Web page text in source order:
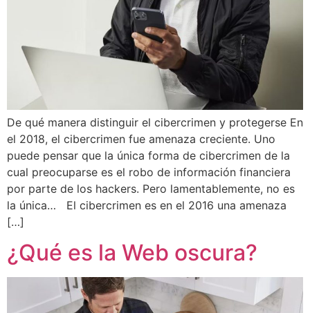
De qué manera distinguir el cibercrimen y protegerse En
el 2018, el cibercrimen fue amenaza creciente. Uno
puede pensar que la única forma de cibercrimen de la
cual preocuparse es el robo de información financiera
por parte de los hackers. Pero lamentablemente, no es
la única… El cibercrimen es en el 2016 una amenaza
[…]
¿Qué es la Web oscura?